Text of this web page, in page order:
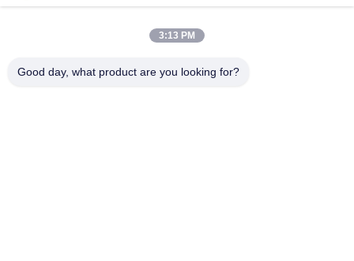
A Propos De Nous
Contrôle De La Qualité
3:13 PM
Good day, what product are you looking for?